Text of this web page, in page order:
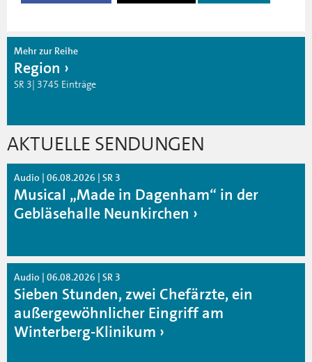
Mehr zur Reihe
Region
SR 3| 3745 Einträge
AKTUELLE SENDUNGEN
Audio | 06.08.2026 | SR 3
Musical „Made in Dagenham“ in der
Gebläsehalle Neunkirchen
Audio | 06.08.2026 | SR 3
Sieben Stunden, zwei Chefärzte, ein
außergewöhnlicher Eingriff am
Winterberg-Klinikum